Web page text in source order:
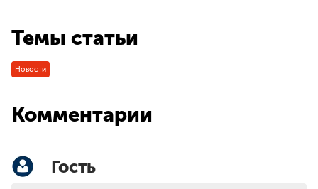
Темы статьи
Новости
Комментарии
Гость